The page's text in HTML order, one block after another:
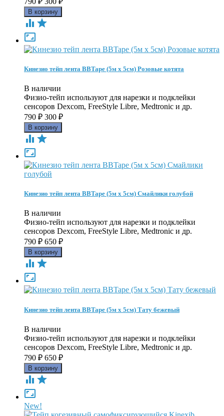
 

Кинезио тейп лента BBTape (5м х 5см) Розовые котята
В наличии
Физио-тейп используют для нарезки и подклейки
сенсоров Dexcom, FreeStyle Libre, Medtronic и др.
790 ₽ 300 ₽
 

Кинезио тейп лента BBTape (5м х 5см) Смайлики голубой
В наличии
Физио-тейп используют для нарезки и подклейки
сенсоров Dexcom, FreeStyle Libre, Medtronic и др.
790 ₽ 650 ₽
 

Кинезио тейп лента BBTape (5м х 5см) Тату бежевый
В наличии
Физио-тейп используют для нарезки и подклейки
сенсоров Dexcom, FreeStyle Libre, Medtronic и др.
790 ₽ 650 ₽
 

New!